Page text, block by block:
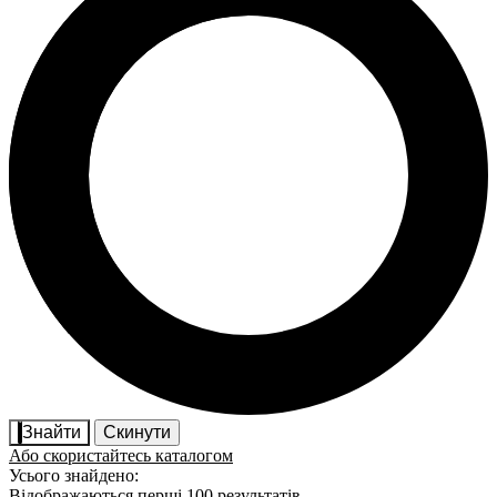
Знайти
Скинути
Або скористайтесь каталогом
Усього знайдено: